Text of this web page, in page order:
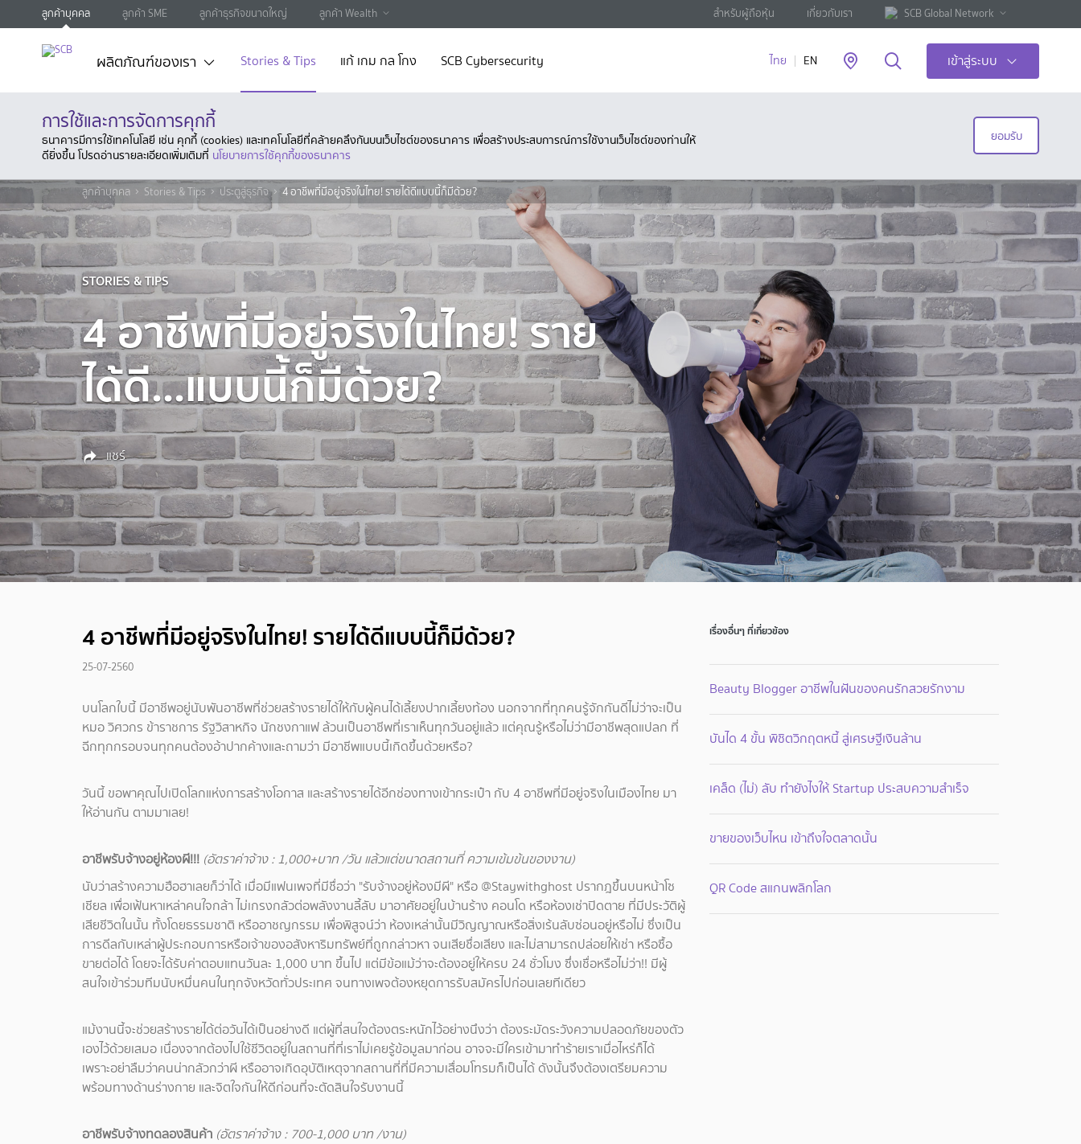
ลูกค้าบุคคล ลูกค้า SME ลูกค้าธุรกิจขนาดใหญ่ ลูกค้า Wealth สำหรับผู้ถือหุ้น เกี่ยวกับเรา SCB Global Network
ผลิตภัณฑ์ของเรา Stories & Tips แก้ เกม กล โกง SCB Cybersecurity ไทย EN เข้าสู่ระบบ
การใช้และการจัดการคุกกี้
ธนาคารมีการใช้เทคโนโลยี เช่น คุกกี้ (cookies) และเทคโนโลยีที่คล้ายคลึงกันบนเว็บไซต์ของธนาคาร เพื่อสร้างประสบการณ์การใช้งานเว็บไซต์ของท่านให้
ดียิ่งขึ้น โปรดอ่านรายละเอียดเพิ่มเติมที่ นโยบายการใช้คุกกี้ของธนาคาร
ยอมรับ
ลูกค้าบุคคล Stories & Tips ประตูสู่ธุรกิจ 4 อาชีพที่มีอยู่จริงในไทย! รายได้ดีแบบนี้ก็มีด้วย?
STORIES & TIPS
4 อาชีพที่มีอยู่จริงในไทย! ราย
ได้ดี...แบบนี้ก็มีด้วย?
แชร์
4 อาชีพที่มีอยู่จริงในไทย! รายได้ดีแบบนี้ก็มีด้วย?
25-07-2560
บนโลกใบนี้ มีอาชีพอยู่นับพันอาชีพที่ช่วยสร้างรายได้ให้กับผู้คนได้เลี้ยงปากเลี้ยงท้อง นอกจากที่ทุกคนรู้จักกันดีไม่ว่าจะเป็น
หมอ วิศวกร ข้าราชการ รัฐวิสาหกิจ นักชงกาแฟ ล้วนเป็นอาชีพที่เราเห็นทุกวันอยู่แล้ว แต่คุณรู้หรือไม่ว่ามีอาชีพสุดแปลก ที่
ฉีกทุกกรอบจนทุกคนต้องอ้าปากค้างและถามว่า มีอาชีพแบบนี้เกิดขึ้นด้วยหรือ?
วันนี้ ขอพาคุณไปเปิดโลกแห่งการสร้างโอกาส และสร้างรายได้อีกช่องทางเข้ากระเป๋า กับ 4 อาชีพที่มีอยู่จริงในเมืองไทย มา
ให้อ่านกัน ตามมาเลย!
อาชีพรับจ้างอยู่ห้องผี!!! (อัตราค่าจ้าง : 1,000+บาท /วัน แล้วแต่ขนาดสถานที่ ความเข้มข้นของงาน)
นับว่าสร้างความฮือฮาเลยก็ว่าได้ เมื่อมีแฟนเพจที่มีชื่อว่า "รับจ้างอยู่ห้องมีผี" หรือ @Staywithghost ปรากฎขึ้นบนหน้าโซ
เชียล เพื่อเฟ้นหาเหล่าคนใจกล้า ไม่เกรงกลัวต่อพลังงานลี้ลับ มาอาศัยอยู่ในบ้านร้าง คอนโด หรือห้องเช่าปิดตาย ที่มีประวัติผู้
เสียชีวิตในนั้น ทั้งโดยธรรมชาติ หรืออาชญกรรม เพื่อพิสูจน์ว่า ห้องเหล่านั้นมีวิญญาณหรือสิ่งเร้นลับซ่อนอยู่หรือไม่ ซึ่งเป็น
การดีลกับเหล่าผู้ประกอบการหรือเจ้าของอสังหาริมทรัพย์ที่ถูกกล่าวหา จนเสียชื่อเสียง และไม่สามารถปล่อยให้เช่า หรือซื้อ
ขายต่อได้ โดยจะได้รับค่าตอบแทนวันละ 1,000 บาท ขึ้นไป แต่มีข้อแม้ว่าจะต้องอยู่ให้ครบ 24 ชั่วโมง ซึ่งเชื่อหรือไม่ว่า!! มีผู้
สนใจเข้าร่วมทีมนับหมื่นคนในทุกจังหวัดทั่วประเทศ จนทางเพจต้องหยุดการรับสมัครไปก่อนเลยทีเดียว
แม้งานนี้จะช่วยสร้างรายได้ต่อวันได้เป็นอย่างดี แต่ผู้ที่สนใจต้องตระหนักไว้อย่างนึงว่า ต้องระมัดระวังความปลอดภัยของตัว
เองไว้ด้วยเสมอ เนื่องจากต้องไปใช้ชีวิตอยู่ในสถานที่ที่เราไม่เคยรู้ข้อมูลมาก่อน อาจจะมีใครเข้ามาทำร้ายเราเมื่อไหร่ก็ได้
เพราะอย่าลืมว่าคนน่ากลัวกว่าผี หรืออาจเกิดอุบัติเหตุจากสถานที่ที่มีความเสื่อมโทรมก็เป็นได้ ดังนั้นจึงต้องเตรียมความ
พร้อมทางด้านร่างกาย และจิตใจกันให้ดีก่อนที่จะตัดสินใจรับงานนี้
อาชีพรับจ้างทดลองสินค้า (อัตราค่าจ้าง : 700-1,000 บาท /งาน)
เรื่องอื่นๆ ที่เกี่ยวข้อง
Beauty Blogger อาชีพในฝันของคนรักสวยรักงาม
บันได 4 ขั้น พิชิตวิกฤตหนี้ สู่เศรษฐีเงินล้าน
เคล็ด (ไม่) ลับ ทำยังไงให้ Startup ประสบความสำเร็จ
ขายของเว็บไหน เข้าถึงใจตลาดนั้น
QR Code สแกนพลิกโลก